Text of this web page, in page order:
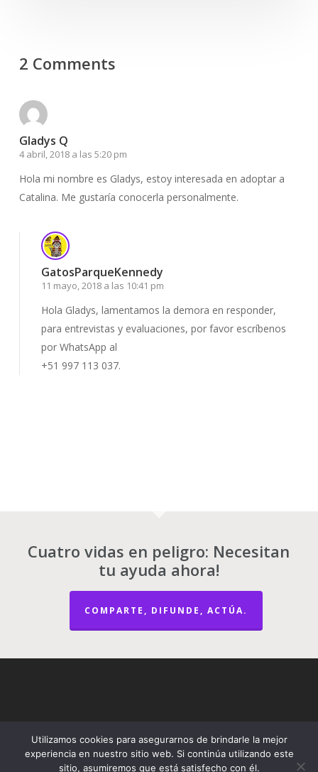
2 Comments
Gladys Q
4 abril, 2018 a las 5:20 pm
Hola mi nombre es Gladys, estoy interesada en adoptar a
Catalina. Me gustaría conocerla personalmente.
GatosParqueKennedy
11 mayo, 2018 a las 10:41 pm
Hola Gladys, lamentamos la demora en responder,
para entrevistas y evaluaciones, por favor escríbenos
por WhatsApp al
+51 997 113 037.
Cuatro vidas en peligro: Necesitan
tu ayuda ahora!
COMPARTE, DIFUNDE, ACTÚA.
Utilizamos cookies para asegurarnos de brindarle la mejor
experiencia en nuestro sitio web. Si continúa utilizando este
sitio, asumiremos que está satisfecho con él.